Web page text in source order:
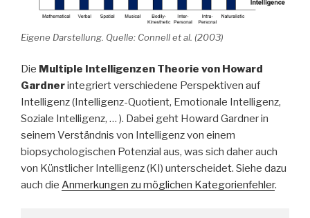
Eigene Darstellung. Quelle: Connell et al. (2003)
Die Multiple Intelligenzen Theorie von Howard
Gardnerintegriert verschiedene Perspektiven auf
Intelligenz (Intelligenz-Quotient, Emotionale Intelligenz,
Soziale Intelligenz, … ). Dabei geht Howard Gardner in
seinem Verständnis von Intelligenz von einem
biopsychologischen Potenzial aus, was sich daher auch
von Künstlicher Intelligenz (KI) unterscheidet. Siehe dazu
auch die Anmerkungen zu möglichen Kategorienfehler.